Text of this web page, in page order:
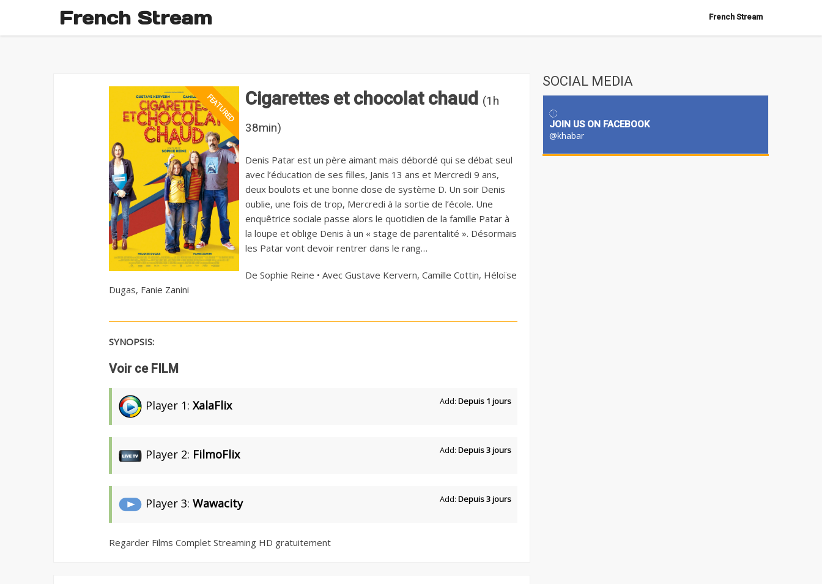
French Stream French Stream
Cigarettes et chocolat chaud (1h
38min)
Denis Patar est un père aimant mais débordé qui se débat seul
avec l’éducation de ses filles, Janis 13 ans et Mercredi 9 ans,
deux boulots et une bonne dose de système D. Un soir Denis
oublie, une fois de trop, Mercredi à la sortie de l’école. Une
enquêtrice sociale passe alors le quotidien de la famille Patar à
la loupe et oblige Denis à un « stage de parentalité ». Désormais
les Patar vont devoir rentrer dans le rang…
De Sophie Reine • Avec Gustave Kervern, Camille Cottin, Héloïse
Dugas, Fanie Zanini
SYNOPSIS:
Voir ce FILM
Player 1: XalaFlix Add: Depuis 1 jours
Player 2: FilmoFlix Add: Depuis 3 jours
Player 3: Wawacity Add: Depuis 3 jours
Regarder Films Complet Streaming HD gratuitement
SOCIAL MEDIA
JOIN US ON FACEBOOK
@khabar